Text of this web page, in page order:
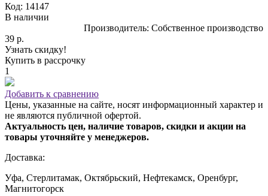
Код: 14147
В наличии
Производитель: Собственное производство
39 р.
Узнать скидку!
Купить в рассрочку
1
Добавить к сравнению
Цены, указанные на сайте, носят информационный характер и
не являются публичной офертой.
Актуальность цен, наличие товаров, скидки и акции на
товары уточняйте у менеджеров.
Доставка:
Уфа, Стерлитамак, Октябрьский, Нефтекамск, Оренбург,
Магнитогорск